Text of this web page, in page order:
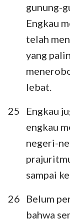
1 2
8
9
22
23
36
37
43
44
50
57
58
gunung-
Engkau
telah
yang
lebat.
25
Engkau
engkau
negeri-
sampai
26
Belum
bahwa